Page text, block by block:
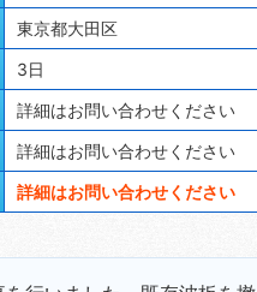
東京都大田区
3日
詳細はお問い合わせください
詳細はお問い合わせください
詳細はお問い合わせください